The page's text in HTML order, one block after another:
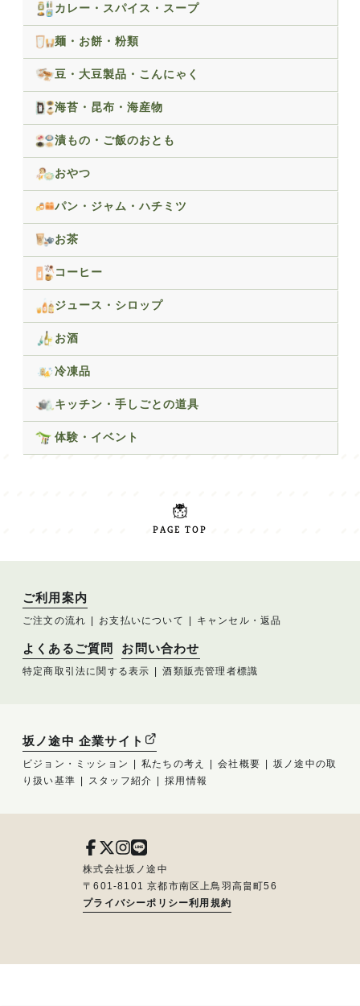
カレー・スパイス・スープ
麺・お餅・粉類
豆・大豆製品・こんにゃく
海苔・昆布・海産物
漬もの・ご飯のおとも
おやつ
パン・ジャム・ハチミツ
お茶
コーヒー
ジュース・シロップ
お酒
冷凍品
キッチン・手しごとの道具
体験・イベント
PAGE TOP
ご利用案内
ご注文の流れ お支払いについて キャンセル・返品
よくあるご質問 お問い合わせ
特定商取引法に関する表示 酒類販売管理者標識
坂ノ途中 企業サイト
ビジョン・ミッション 私たちの考え 会社概要
坂ノ途中の取
り扱い基準
スタッフ紹介 採用情報
株式会社坂ノ途中
〒601-8101 京都市南区上鳥羽高畠町56
プライバシーポリシー利用規約